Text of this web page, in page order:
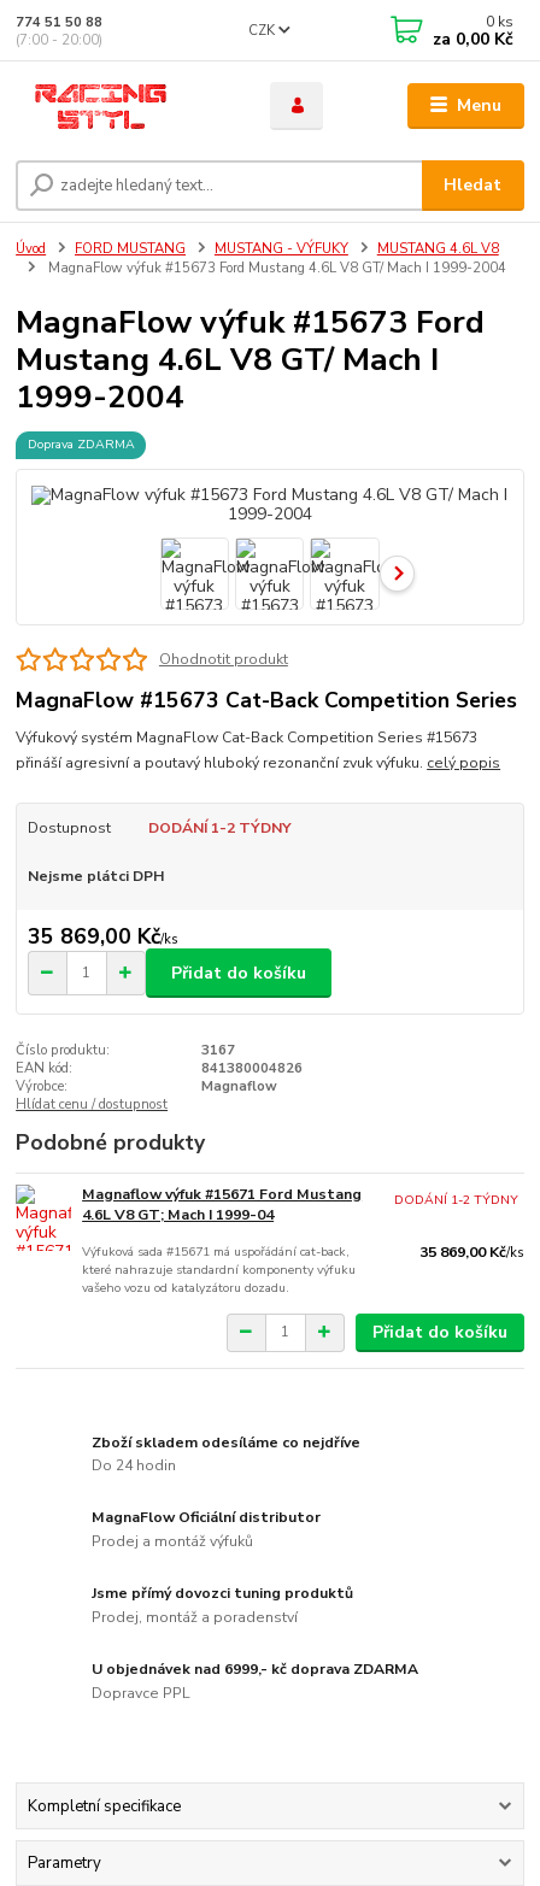
Menu
CZK
Hledat
774 51 50 88
(7:00 - 20:00)
0 ks
za 0,00 Kč
Úvod FORD MUSTANG MUSTANG - VÝFUKY
MUSTANG 4.6L V8
MagnaFlow výfuk #15673 Ford Mustang 4.6L V8 GT/ Mach I 1999-2004
MagnaFlow výfuk #15673 Ford
Mustang 4.6L V8 GT/ Mach I
1999-2004
Doprava ZDARMA
Ohodnotit produkt
MagnaFlow #15673 Cat-Back Competition Series
Výfukový systém MagnaFlow Cat-Back Competition Series #15673
přináší agresivní a poutavý hluboký rezonanční zvuk výfuku. celý popis
Dostupnost DODÁNÍ 1-2 TÝDNY
Nejsme plátci DPH
35 869,00 Kč/ks
Přidat do košíku
Číslo produktu:
3167
EAN kód:
841380004826
Výrobce:
Magnaflow
Hlídat cenu / dostupnost
Podobné produkty
Magnaflow výfuk #15671 Ford Mustang
4.6L V8 GT; Mach I 1999-04
Výfuková sada #15671 má uspořádání cat-back,
které nahrazuje standardní komponenty výfuku
vašeho vozu od katalyzátoru dozadu.
35 869,00 Kč/ks
DODÁNÍ 1-2 TÝDNY
Přidat do košíku
Zboží skladem odesíláme co nejdříve
Do 24 hodin
MagnaFlow Oficiální distributor
Prodej a montáž výfuků
Jsme přímý dovozci tuning produktů
Prodej, montáž a poradenství
U objednávek nad 6999,- kč doprava ZDARMA
Dopravce PPL
Kompletní specifikace
Parametry